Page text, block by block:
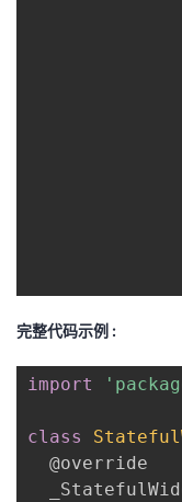
完整代码示例 :
import
class
@override